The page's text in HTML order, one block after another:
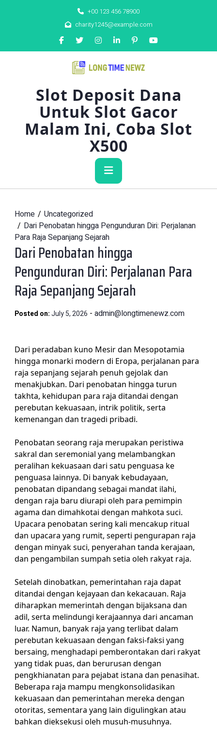
+00 123 456 78900
charity1245@example.com
Slot Deposit Dana
Untuk Slot Gacor
Malam Ini, Coba Slot
X500
Primary
Menu
Home
Uncategorized
Dari Penobatan hingga Pengunduran Diri: Perjalanan
Para Raja Sepanjang Sejarah
Dari Penobatan hingga
Pengunduran Diri: Perjalanan Para
Raja Sepanjang Sejarah
Posted on:July 5, 2026 - admin@longtimenewz.com
Dari peradaban kuno Mesir dan Mesopotamia
hingga monarki modern di Eropa, perjalanan para
raja sepanjang sejarah penuh gejolak dan
menakjubkan. Dari penobatan hingga turun
takhta, kehidupan para raja ditandai dengan
perebutan kekuasaan, intrik politik, serta
kemenangan dan tragedi pribadi.
Penobatan seorang raja merupakan peristiwa
sakral dan seremonial yang melambangkan
peralihan kekuasaan dari satu penguasa ke
penguasa lainnya. Di banyak kebudayaan,
penobatan dipandang sebagai mandat ilahi,
dengan raja baru diurapi oleh para pemimpin
agama dan dimahkotai dengan mahkota suci.
Upacara penobatan sering kali mencakup ritual
dan upacara yang rumit, seperti pengurapan raja
dengan minyak suci, penyerahan tanda kerajaan,
dan pengambilan sumpah setia oleh rakyat raja.
Setelah dinobatkan, pemerintahan raja dapat
ditandai dengan kejayaan dan kekacauan. Raja
diharapkan memerintah dengan bijaksana dan
adil, serta melindungi kerajaannya dari ancaman
luar. Namun, banyak raja yang terlibat dalam
perebutan kekuasaan dengan faksi-faksi yang
bersaing, menghadapi pemberontakan dari rakyat
yang tidak puas, dan berurusan dengan
pengkhianatan para pejabat istana dan penasihat.
Beberapa raja mampu mengkonsolidasikan
kekuasaan dan pemerintahan mereka dengan
otoritas, sementara yang lain digulingkan atau
bahkan dieksekusi oleh musuh-musuhnya.